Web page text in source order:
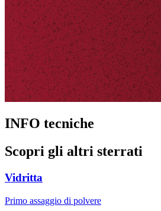
INFO tecniche
Scopri gli altri sterrati
Vidritta
Primo assaggio di polvere